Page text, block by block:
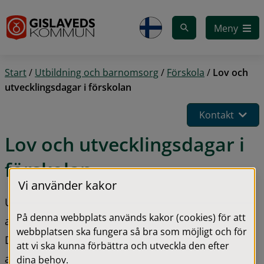
Meny
Start/ Utbildning och barnomsorg/ Förskola / Lov och
utvecklingsdagar i förskolan
Kontakt
Lov och utvecklingsdagar i
förskolan
Under sommarsemestern och storhelger har inte
alla förskolor möjlighet att ha öppet som vanligt.
Det innebär att ditt barn kanske får vistas på en
annan förskola under en period.
Vi använder kakor
På denna webbplats används kakor (cookies) för att
webbplatsen ska fungera så bra som möjligt och för
att vi ska kunna förbättra och utveckla den efter
dina behov.